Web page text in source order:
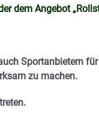
dem Angebot
Sportanbietern
zu machen.